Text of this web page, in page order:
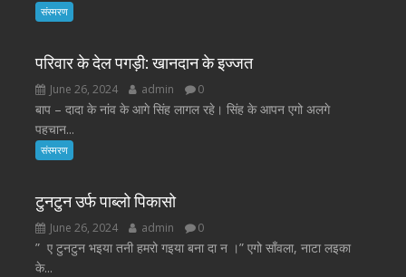
संस्मरण
परिवार के देल पगड़ी: खानदान के इज्जत
June 26, 2024 admin 0
बाप – दादा के नांव के आगे सिंह लागल रहे। सिंह के आपन एगो अलगे
पहचान...
संस्मरण
टुनटुन उर्फ पाब्लो पिकासो
June 26, 2024 admin 0
” ए टुनटुन भइया तनी हमरो गइया बना दा न ।” एगो साँवला, नाटा लइका
के...